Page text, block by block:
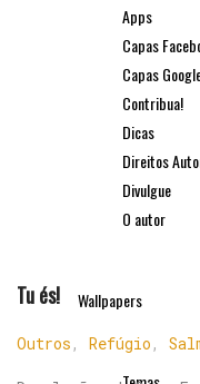
Apps
Capas
Capas
Contribua!
Dicas
Direitos
Divulgue
O autor
Wallpapers
Tu és!
Outros , Refúgio ,